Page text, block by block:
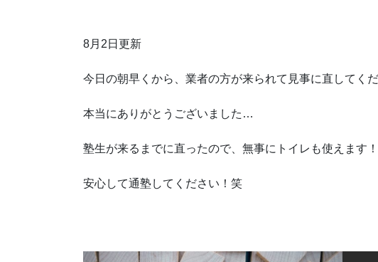
8月2日更新
今日の朝早くから、業者の方が来られて見事に直してく
本当にありがとうございました…
塾生が来るまでに直ったので、無事にトイレも使えます！
安心して通塾してください！笑